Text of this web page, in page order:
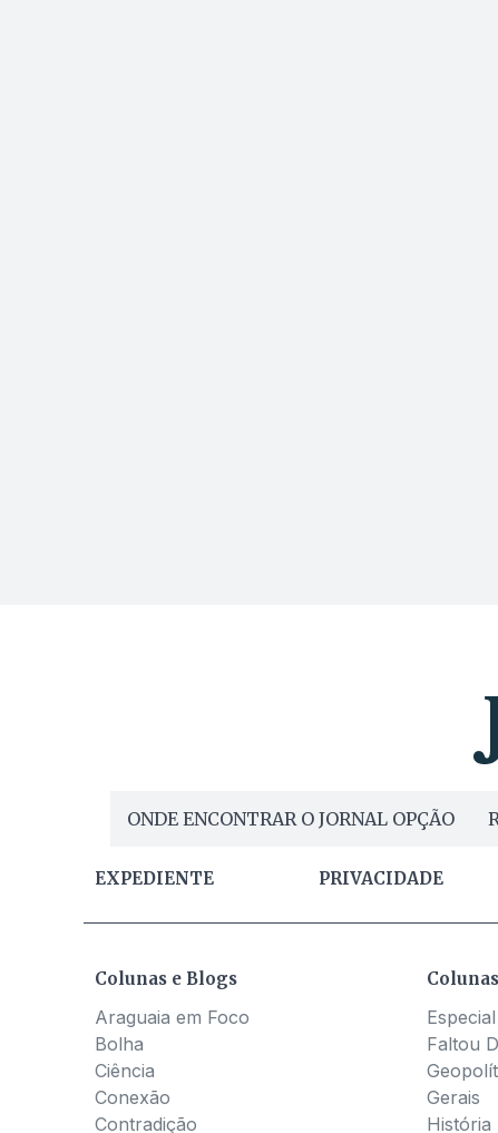
ONDE ENCONTRAR O JORNAL OPÇÃO
EXPEDIENTE PRIVACIDADE
Colunas e Blogs
Araguaia em Foco
Bolha
Ciência
Conexão
Contradição
Faltou
Gerais
História